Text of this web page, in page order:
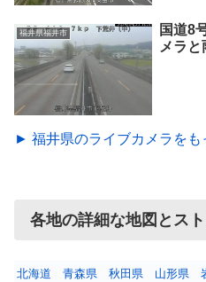
福井県福井市
国道8
メラと
► 福井県のライブカメラをも
各地の詳細な地図とス
北海道 青森県 秋田県 山形県